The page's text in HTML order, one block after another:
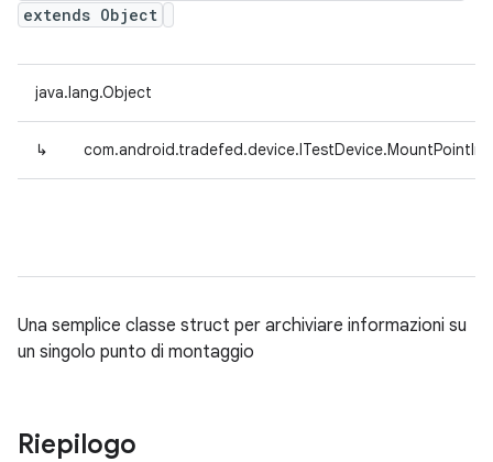
extends Object
java.lang.Object
↳
Una semplice classe struct per archiviare informazioni su
un singolo punto di montaggio
Riepilogo